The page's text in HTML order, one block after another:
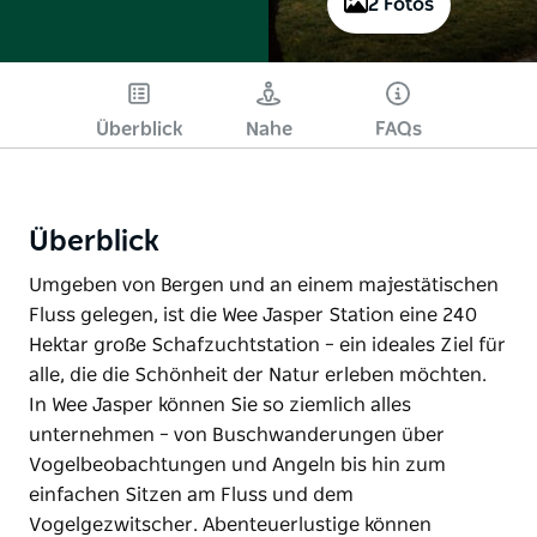
2 Fotos
Überblick Nahe FAQs
Überblick
Umgeben von Bergen und an einem majestätischen
Fluss gelegen, ist die Wee Jasper Station eine 240
Hektar große Schafzuchtstation – ein ideales Ziel für
alle, die die Schönheit der Natur erleben möchten.
In Wee Jasper können Sie so ziemlich alles
unternehmen – von Buschwanderungen über
Vogelbeobachtungen und Angeln bis hin zum
einfachen Sitzen am Fluss und dem
Vogelgezwitscher. Abenteuerlustige können